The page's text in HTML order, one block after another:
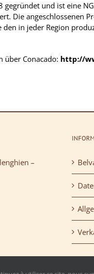
gegründet und ist eine
Die angeschlossenen
den in jeder Region
über Conacado: http://
–